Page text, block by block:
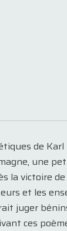
de
une
la victoire
et les
juger
ces